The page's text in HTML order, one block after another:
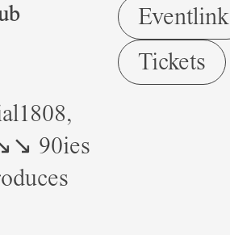
90ies
Eventlink
Tickets